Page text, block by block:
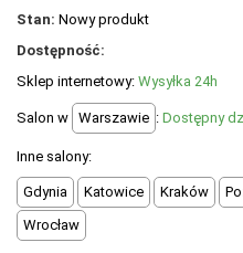
Stan: Nowy produkt
Dostępność:
Sklep internetowy: Wysyłka 24h
Salon w Warszawie : Dostępny
Inne salony:
Gdynia Katowice Kraków
Wrocław